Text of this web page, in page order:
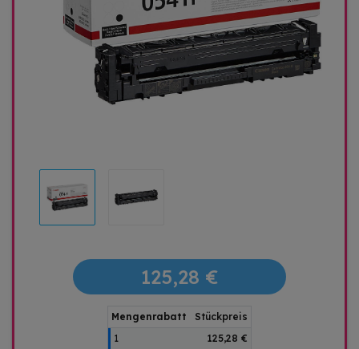
125,28 €
Mengenrabatt
Stückpreis
1
125,28 €